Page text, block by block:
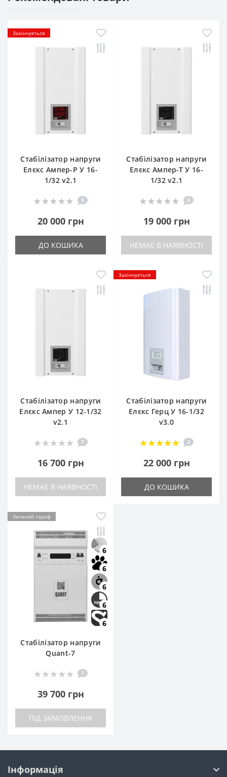
Закінчується
Стабілізатор напруги
Елєкс Ампер-Р У 16-
1/32 v2.1
0
20 000 грн
ДО КОШИКА
Стабілізатор напруги
Елєкс Ампер-Т У 16-
1/32 v2.1
0
19 000 грн
НЕМАЄ В НАЯВНОСТІ
Стабілізатор напруги
Елєкс Ампер У 12-1/32
v2.1
7
16 700 грн
НЕМАЄ В НАЯВНОСТІ
Закінчується
Стабілізатор напруги
Елєкс Герц У 16-1/32
v3.0
2
22 000 грн
ДО КОШИКА
Зелений тариф
6
6
6
6
6
Стабілізатор напруги
Quant-7
1
39 700 грн
ПІД ЗАМОВЛЕННЯ
Інформація